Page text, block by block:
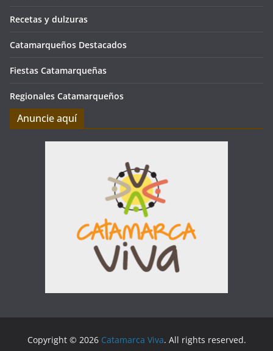
Recetas y dulzuras
Catamarqueños Destacados
Fiestas Catamarqueñas
Regionales Catamarqueños
Anuncie aquí
Copyright © 2026 Catamarca Viva. All rights reserved.